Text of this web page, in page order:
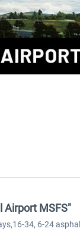
Airport MSFS"
34, 6-24